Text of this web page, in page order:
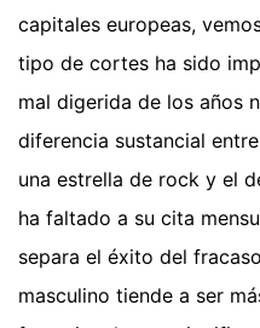
capitales europeas,
tipo de cortes ha sido
mal digerida de los años
diferencia sustancial
una estrella de rock y el
ha faltado a su cita
separa el éxito del
masculino tiende a ser